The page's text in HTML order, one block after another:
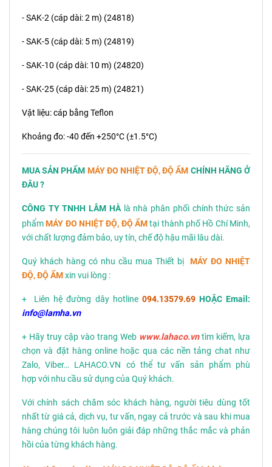
- SAK-2 (cáp dài: 2 m) (24818)
- SAK-5 (cáp dài: 5 m) (24819)
- SAK-10 (cáp dài: 10 m) (24820)
- SAK-25 (cáp dài: 25 m) (24821)
Vật liệu: cáp bằng Teflon
Khoảng đo: -40 đến +250°C (±1.5°C)
MUA SẢN PHẨM MÁY ĐO NHIỆT ĐỘ, ĐỘ ẨM CHÍNH HÃNG Ở
ĐÂU ?
CÔNG TY TNHH LÂM HÀlà nhà phân phối chính thức sản
phẩmMÁY ĐO NHIỆT ĐỘ, ĐỘ ẨMtại thành phố Hồ Chí Minh,
với chất lượng đảm bảo, uy tín, chế độ hậu mãi lâu dài.
Quý khách hàng có nhu cầu mua Thiết bị MÁY ĐO NHIỆT
ĐỘ, ĐỘ ẨMxin vui lòng :
+ Liên hệ đường dây hotline 094.13579.69HOẶC Email:
info@lamha.vn
+ Hãy truy cập vào trang Web www.lahaco.vntìm kiếm, lựa
chọn và đặt hàng online hoặc qua các nền tảng chat như
Zalo, Viber… LAHACO.VN có thể tư vấn sản phẩm phù
hợp với nhu cầu sử dụng của Quý khách.
Với chính sách chăm sóc khách hàng, người tiêu dùng tốt
nhất từ giá cả, dịch vụ, tư vấn, ngay cả trước và sau khi mua
hàng chúng tôi luôn luôn giải đáp những thắc mắc và phản
hồi của từng khách hàng.